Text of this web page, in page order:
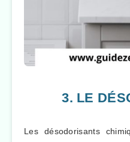
3. LE
Les désodorisants